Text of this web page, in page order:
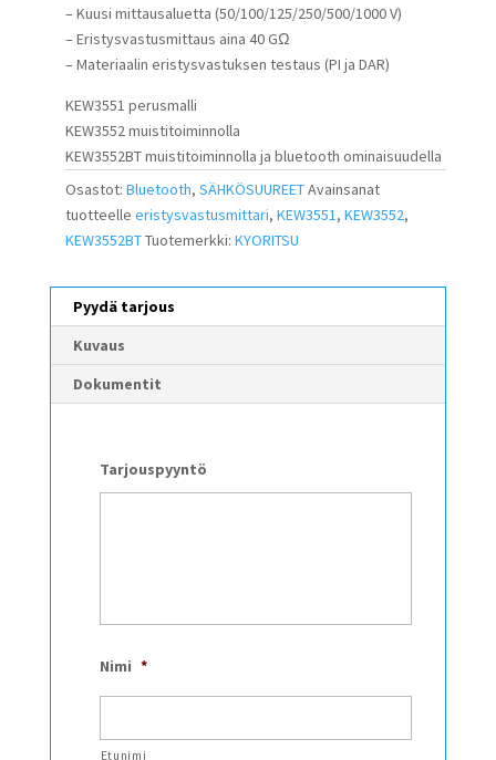
– Kuusi mittausaluetta (50/100/125/250/500/1000 V)
– Eristysvastusmittaus aina 40 GΩ
– Materiaalin eristysvastuksen testaus (PI ja DAR)
KEW3551 perusmalli
KEW3552 muistitoiminnolla
KEW3552BT muistitoiminnolla ja bluetooth ominaisuudella
Osastot: Bluetooth, SÄHKÖSUUREETAvainsanat
tuotteelle eristysvastusmittari, KEW3551, KEW3552,
KEW3552BTTuotemerkki: KYORITSU
Pyydä tarjous
Kuvaus
Dokumentit
Tarjouspyyntö
Nimi *
Etunimi